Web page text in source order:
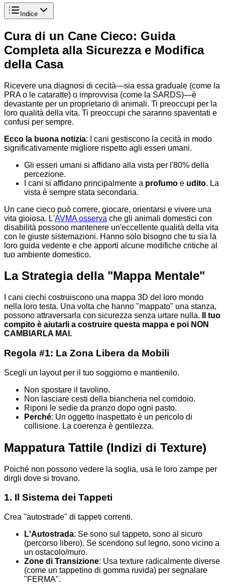
Indice
Cura di un Cane Cieco: Guida
Completa alla Sicurezza e Modifica
della Casa
Ricevere una diagnosi di cecità—sia essa graduale (come la
PRA o le cataratte) o improvvisa (come la SARDS)—è
devastante per un proprietario di animali. Ti preoccupi per la
loro qualità della vita. Ti preoccupi che saranno spaventati e
confusi per sempre.
Ecco la buona notizia: I cani gestiscono la cecità in modo
significativamente migliore rispetto agli esseri umani.
Gli esseri umani si affidano alla vista per l'80% della
percezione.
I cani si affidano principalmente a profumo e udito. La
vista è sempre stata secondaria.
Un cane cieco può correre, giocare, orientarsi e vivere una
vita gioiosa. L'AVMA osserva che gli animali domestici con
disabilità possono mantenere un'eccellente qualità della vita
con le giuste sistemazioni. Hanno solo bisogno che tu sia la
loro guida vedente e che apporti alcune modifiche critiche al
tuo ambiente domestico.
La Strategia della "Mappa Mentale"
I cani ciechi costruiscono una mappa 3D del loro mondo
nella loro testa. Una volta che hanno "mappato" una stanza,
possono attraversarla con sicurezza senza urtare nulla.
Il tuo
compito è aiutarli a costruire questa mappa e poi NON
CAMBIARLA MAI.
Regola #1: La Zona Libera da Mobili
Scegli un layout per il tuo soggiorno e mantienilo.
Non spostare il tavolino.
Non lasciare cesti della biancheria nel corridoio.
Riponi le sedie da pranzo dopo ogni pasto.
Perché: Un oggetto inaspettato è un pericolo di
collisione. La coerenza è gentilezza.
Mappatura Tattile (Indizi di Texture)
Poiché non possono vedere la soglia, usa le loro zampe per
dirgli dove si trovano.
1. Il Sistema dei Tappeti
Crea "autostrade" di tappeti correnti.
L'Autostrada: Se sono sul tappeto, sono al sicuro
(percorso libero). Se scendono sul legno, sono vicino a
un ostacolo/muro.
Zone di Transizione: Usa texture radicalmente diverse
(come un tappetino di gomma ruvida) per segnalare
"FERMA".